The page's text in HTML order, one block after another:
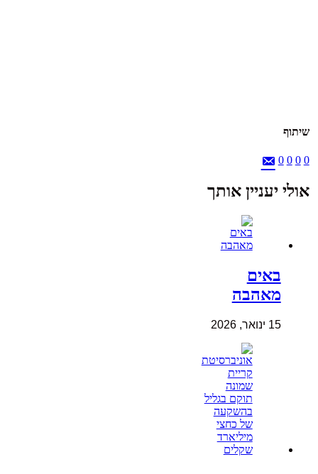
שיתוף
0
0
0
אולי יעניין אותך
באים
מאהבה
15 ינואר, 2026